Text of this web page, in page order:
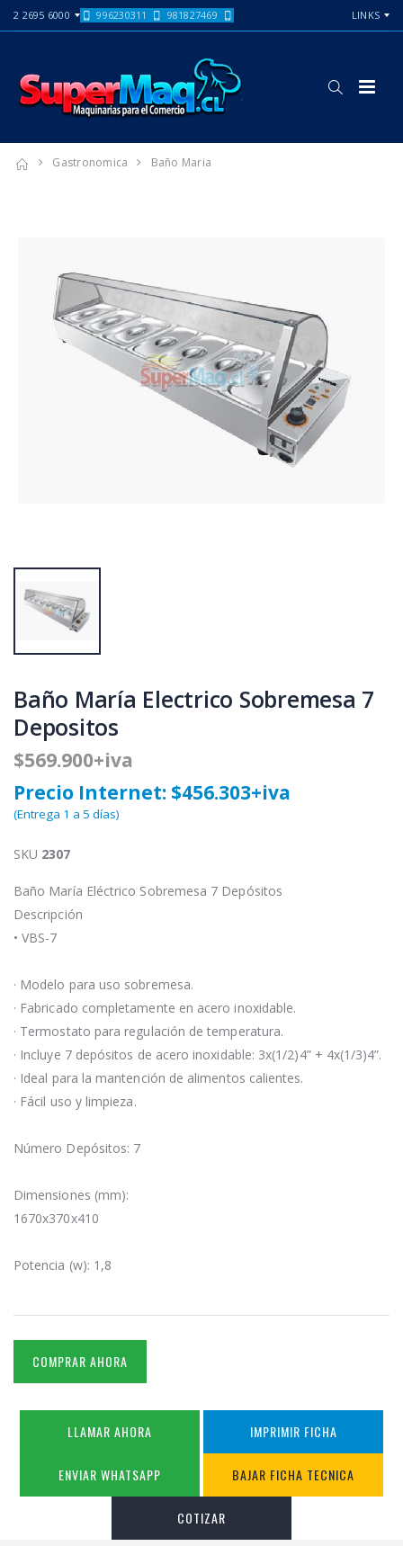
2 2695 6000 996230311 981827469 LINKS
Gastronomica Baño Maria
Baño María Electrico Sobremesa 7
Depositos
$569.900+iva
Precio Internet: $456.303+iva
(Entrega 1 a 5 días)
SKU 2307
Baño María Eléctrico Sobremesa 7 Depósitos
Descripción
• VBS-7
· Modelo para uso sobremesa.
· Fabricado completamente en acero inoxidable.
· Termostato para regulación de temperatura.
· Incluye 7 depósitos de acero inoxidable: 3x(1/2)4” + 4x(1/3)4”.
· Ideal para la mantención de alimentos calientes.
· Fácil uso y limpieza.
Número Depósitos: 7
Dimensiones (mm):
1670x370x410
Potencia (w): 1,8
COMPRAR AHORA
LLAMAR AHORA IMPRIMIR FICHA
ENVIAR WHATSAPP BAJAR FICHA TECNICA
COTIZAR